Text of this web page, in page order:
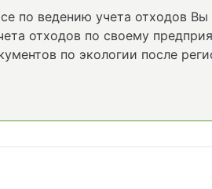
по ведению учета отходов Вы
отходов по своему
по экологии после